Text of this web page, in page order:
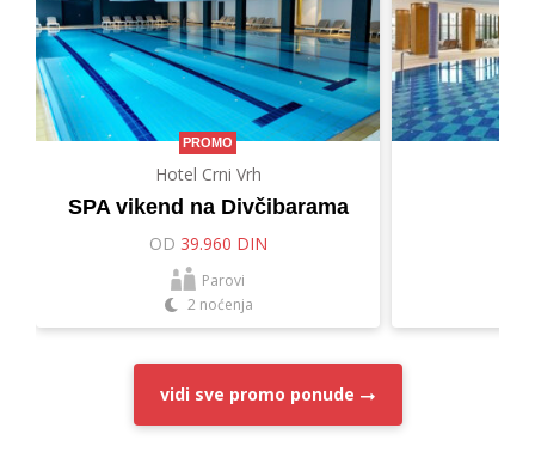
PROMO
Hotel Crni Vrh
SPA vikend na Divčibarama
OD 39.960 DIN
Parovi
2 noćenja
vidi sve promo ponude